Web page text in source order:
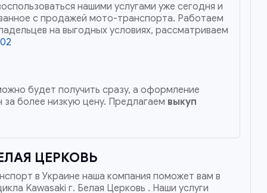
нашими услугами уже сегодня и
с продажей мото-транспорта. Работаем
на выгодных условиях, рассматриваем
будет получить сразу, а оформление
более низкую цену. Предлагаем выкуп
ЦЕРКОВЬ
в Украине наша компания поможет вам в
Kawasaki г. Белая Церковь . Наши услуги